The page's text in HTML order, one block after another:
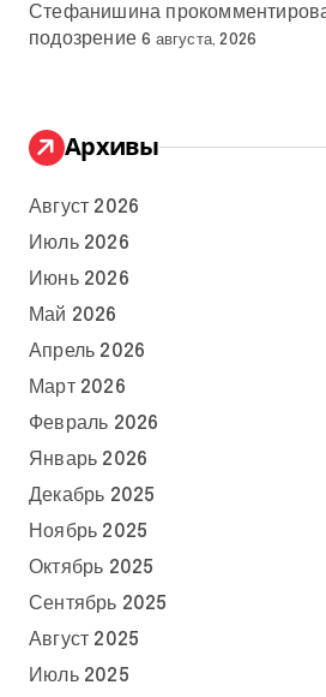
Стефанишина
подозрение 6 августа, 2026
Архивы
Август 2026
Июль 2026
Июнь 2026
Май 2026
Апрель 2026
Март 2026
Февраль 2026
Январь 2026
Декабрь 2025
Ноябрь 2025
Октябрь 2025
Сентябрь 2025
Август 2025
Июль 2025